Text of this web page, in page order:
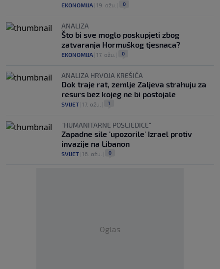
EKONOMIJA 19. ožu. 0
ANALIZA
Što bi sve moglo poskupjeti zbog
zatvaranja Hormuškog tjesnaca?
EKONOMIJA 17. ožu. 0
ANALIZA HRVOJA KREŠIĆA
Dok traje rat, zemlje Zaljeva strahuju za
resurs bez kojeg ne bi postojale
SVIJET 17. ožu. 1
"HUMANITARNE POSLJEDICE"
Zapadne sile 'upozorile' Izrael protiv
invazije na Libanon
SVIJET 16. ožu. 0
Oglas